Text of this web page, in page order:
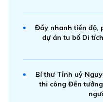
Đẩy nhanh tiến độ,
dự án tu bổ Di
Bí thư Tỉnh uỷ
thi công Đền